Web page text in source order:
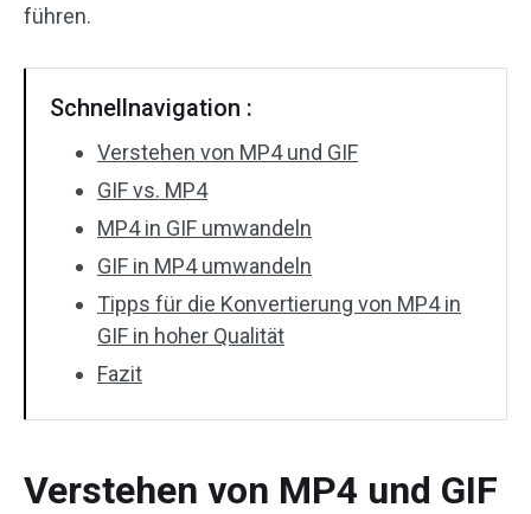
führen.
Schnellnavigation :
Verstehen von MP4 und GIF
GIF vs. MP4
MP4 in GIF umwandeln
GIF in MP4 umwandeln
Tipps für die Konvertierung von MP4 in
GIF in hoher Qualität
Fazit
Verstehen von MP4 und GIF